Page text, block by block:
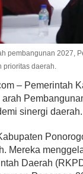
pembangunan 2027,
prioritas daerah.
– Pemerintah
arah
sinergi daerah.
Mereka
Daerah